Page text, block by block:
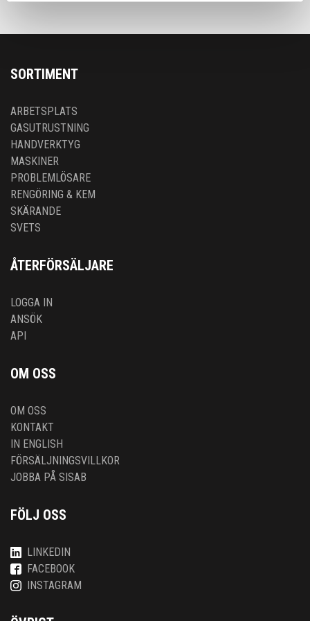
SORTIMENT
ARBETSPLATS
GASUTRUSTNING
HANDVERKTYG
MASKINER
PROBLEMLÖSARE
RENGÖRING & KEM
SKÄRANDE
SVETS
ÅTERFÖRSÄLJARE
LOGGA IN
ANSÖK
API
OM OSS
OM OSS
KONTAKT
IN ENGLISH
FÖRSÄLJNINGSVILLKOR
JOBBA PÅ SISAB
FÖLJ OSS
LINKEDIN
FACEBOOK
INSTAGRAM